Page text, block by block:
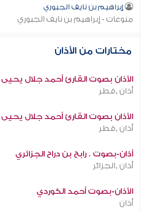
إبراهيم بن نايف الجبوري
منوعات - إبراهيم بن نايف الجبوري
مختارات من الأذان
الأذان بصوت القارئ أحمد جلال يحيى
أذان ,قطر
الأذان بصوت القارئ أحمد جلال يحيى
أذان ,قطر
أذان-بصوت . رابح بن دراح الجزائري
أذان ,الجزائر
الأذان-بصوت أحمد الكوردي
أذان